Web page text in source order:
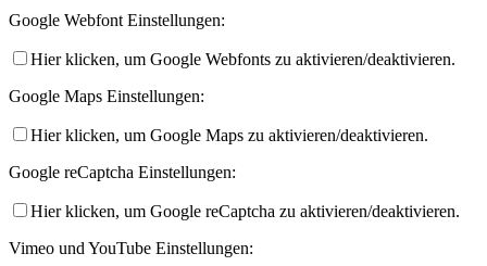
Google Webfont Einstellungen:
Hier klicken, um Google Webfonts zu aktivieren/deaktivieren.
Google Maps Einstellungen:
Hier klicken, um Google Maps zu aktivieren/deaktivieren.
Google reCaptcha Einstellungen:
Hier klicken, um Google reCaptcha zu aktivieren/deaktivieren.
Vimeo und YouTube Einstellungen: